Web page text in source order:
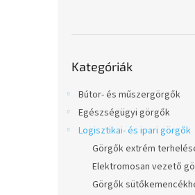
átugrása
Kategóriák
Bútor- és műszergörgők
Egészségügyi görgők
Logisztikai- és ipari görgők
Görgők extrém
Elektromosan vezető
Görgők